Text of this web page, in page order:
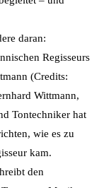
daran:
Regisseurs
(Credits:
Wittmann,
Tontechniker hat
wie es zu
kam.
den